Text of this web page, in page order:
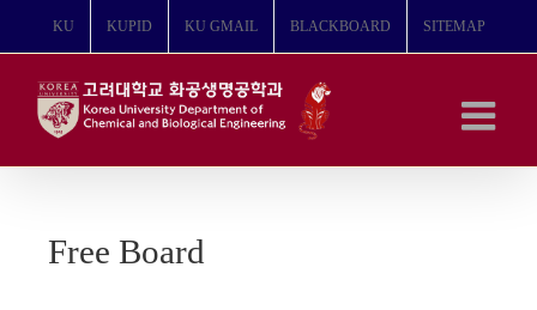
뛰
KU KUPID KU GMAIL BLACKBOARD SITEMAP
Free Board